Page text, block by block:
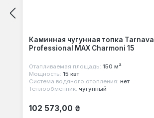
Каминная чугунная топка Tarnava
Professional MAX Charmoni 15
Отапливаемая площадь: 150 м²
Мощность: 15 квт
Система водяного отопления: нет
Теплообменник: чугунный
Обычная цена:
102 573,00 ₴